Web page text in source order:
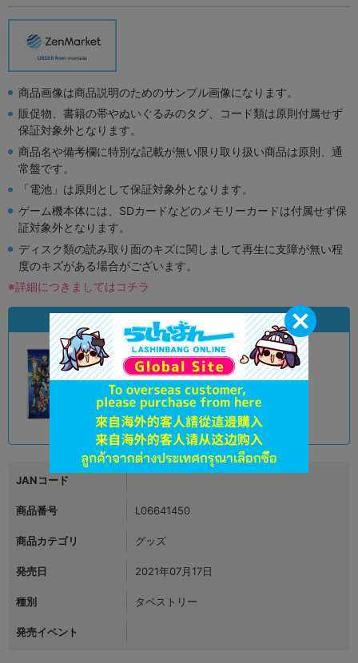
商品画像は商品説明のためのサンプル画像になります。
販促物、書籍の帯やぬいぐるみのタグ、コード類は原則付属せず
保証対象外となります。
商品名や備考欄に特別な記載が無い限り取り扱い商品は原則、通
常盤です。
「電池」は原則として保証対象外となります。
ゲーム機本体には、SDカードなどのメモリーカードは付属せず保
証対象外となります。
ディスク類の読み取り面のキズに関しまして再生に支障が無い程
度のキズがある場合がございます。
※詳細につきましてはコチラ
状態違いの同一商品
状態 : A
オンライン
790円 税込
JANコード
商品番号 L06641450
商品カテゴリ グッズ
発売日 2021年07月17日
種別 タペストリー
発売イベント